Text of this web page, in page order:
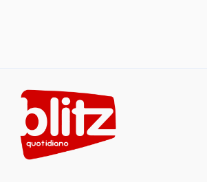
content